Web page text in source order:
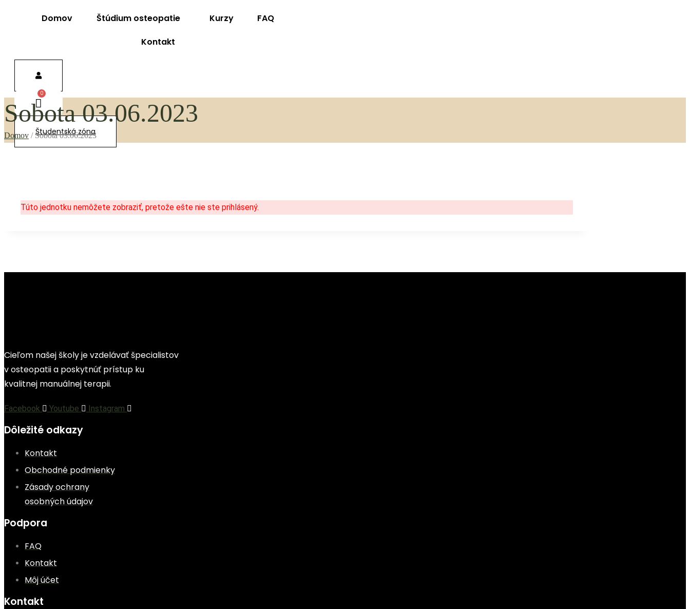
Domov Štúdium osteopatie Kurzy
FAQ
Kontakt
Študentská zóna
Sobota 03.06.2023
Domov / Sobota 03.06.2023
Túto jednotku nemôžete zobraziť, pretože ešte nie ste prihlásený.
Cieľom našej školy je vzdelávať špecialistov
v osteopatii a poskytnúť prístup ku
kvalitnej manuálnej terapii.
Facebook Youtube Instagram
Dôležité odkazy
Kontakt
Obchodné podmienky
Zásady ochrany
osobných údajov
Podpora
FAQ
Kontakt
Môj účet
Kontakt